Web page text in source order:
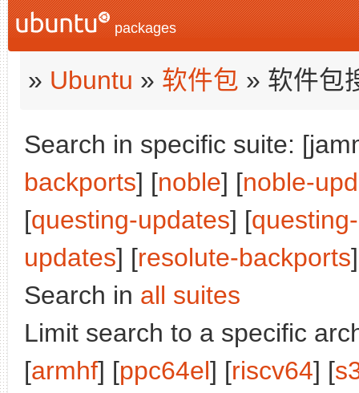
packages
» Ubuntu » 软件包 » 软件包
Search in specific suite:
backports] [noble] [noble-
[questing-updates] [
updates] [resolute-backports
Search in all suites
Limit search to a specific
[armhf] [ppc64el] [riscv64] [